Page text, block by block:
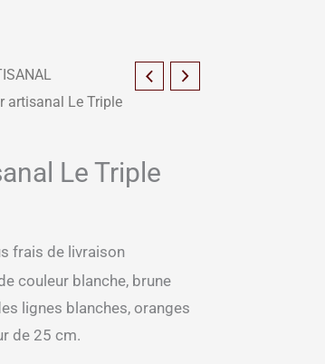
artisanal Le Triple
Le Triple
frais de livraison
couleur blanche, brune
lignes blanches, oranges
de 25 cm.